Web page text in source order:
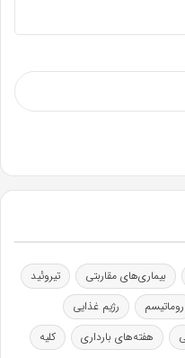
بیماری‌های مقاربتی
تیروئید
روماتیسم
رژیم غذایی
هفته‌های بارداری
کلیه